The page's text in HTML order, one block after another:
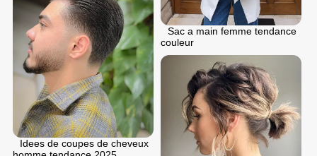
Sac a main femme tendance
couleur
Idees de coupes de cheveux